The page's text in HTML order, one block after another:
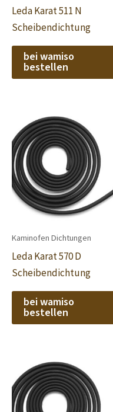
Leda Karat 511 N
Scheibendichtung
bei wamiso
bestellen
Kaminofen Dichtungen
Leda Karat 570 D
Scheibendichtung
bei wamiso
bestellen